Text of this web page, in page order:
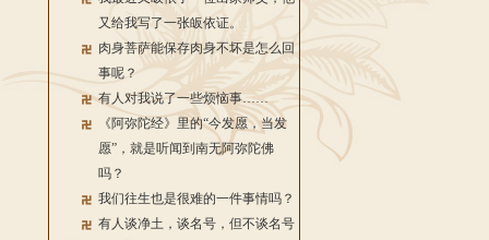
又给我写了一张皈依证。
肉身菩萨能保存肉身不坏是怎么回
事呢？
有人对我说了一些烦恼事……
《阿弥陀经》里的“今发愿，当发
愿”，就是听闻到南无阿弥陀佛
吗？
我们往生也是很难的一件事情吗？
有人谈净土，谈名号，但不谈名号